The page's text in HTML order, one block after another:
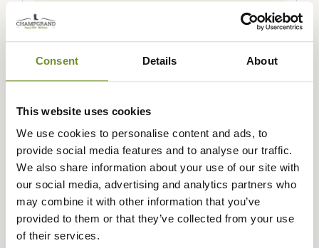
Consent Details About
This website uses cookies
We use cookies to personalise content and ads, to
provide social media features and to analyse our traffic.
We also share information about your use of our site with
our social media, advertising and analytics partners who
may combine it with other information that you’ve
provided to them or that they’ve collected from your use
of their services.
845,86 €939,85 €
Quantité
Disponible·Expédié sous 5/ 7 jours ouvrés
Ajouter au panier
En achetant ce produit vous gagnerez